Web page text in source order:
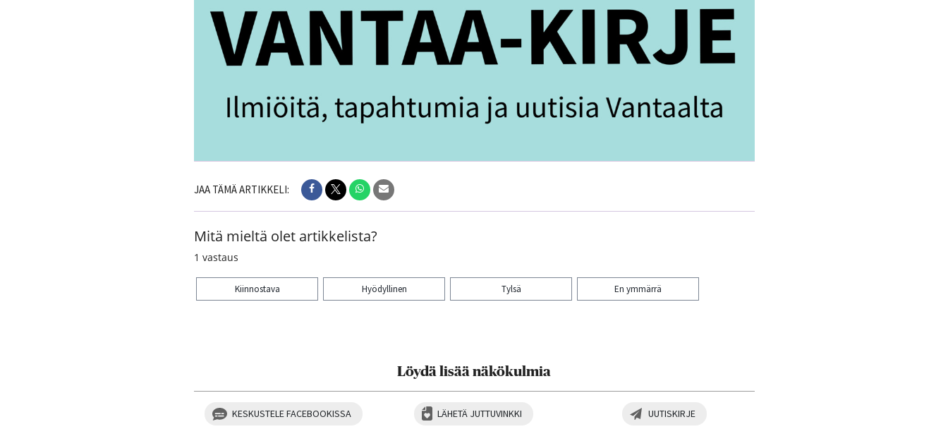
JAA TÄMÄ ARTIKKELI:
Mitä mieltä olet artikkelista?
1 vastaus
Kiinnostava Hyödyllinen Tylsä En ymmärrä
Löydä lisää näkökulmia
KESKUSTELE FACEBOOKISSA LÄHETÄ JUTTUVINKKI UUTISKIRJE